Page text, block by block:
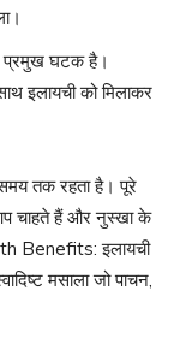
प्रमुख घटक है।
इलायची को मिलाकर
तक रहता है। पूरे
चाहते हैं और नुस्खा के
Benefits: इलायची
मसाला जो पाचन,